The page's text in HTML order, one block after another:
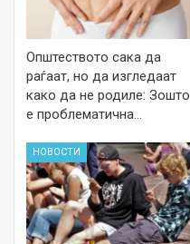
Општеството сака да
раѓаат, но да изгледаат
како да не родиле: Зошто
е проблематична…
НОВОСТИ